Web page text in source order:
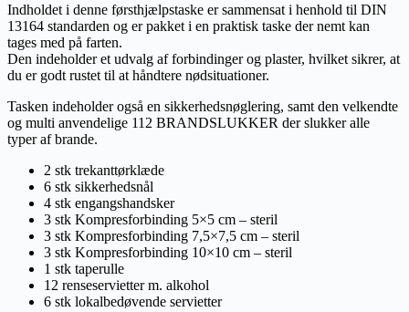
Indholdet i denne førsthjælpstaske er sammensat i henhold til DIN
13164 standarden og er pakket i en praktisk taske der nemt kan
tages med på farten.
Den indeholder et udvalg af forbindinger og plaster, hvilket sikrer, at
du er godt rustet til at håndtere nødsituationer.
Tasken indeholder også en sikkerhedsnøglering, samt den velkendte
og multi anvendelige 112 BRANDSLUKKER der slukker alle
typer af brande.
2 stk trekanttørklæde
6 stk sikkerhedsnål
4 stk engangshandsker
3 stk Kompresforbinding 5×5 cm – steril
3 stk Kompresforbinding 7,5×7,5 cm – steril
3 stk Kompresforbinding 10×10 cm – steril
1 stk taperulle
12 renseservietter m. alkohol
6 stk lokalbedøvende servietter